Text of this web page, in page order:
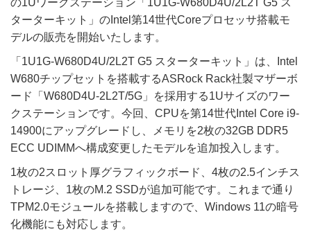
ターターキット」のIntel第14世代Coreプロセッサ搭載モ
デルの販売を開始いたします。
「1U1G-W680D4U/2L2T G5 スターターキット」は、Intel
W680チップセットを搭載するASRock Rack社製マザーボ
ード「W680D4U-2L2T/5G」を採用する1Uサイズのワー
クステーションです。今回、CPUを第14世代Intel Core i9-
14900にアップグレードし、メモリを2枚の32GB DDR5
ECC UDIMMへ構成変更したモデルを追加投入します。
1枚の2スロット厚グラフィックボード、4枚の2.5インチス
トレージ、1枚のM.2 SSDが追加可能です。これまで通り
TPM2.0モジュールを搭載しますので、Windows 11の暗号
化機能にも対応します。